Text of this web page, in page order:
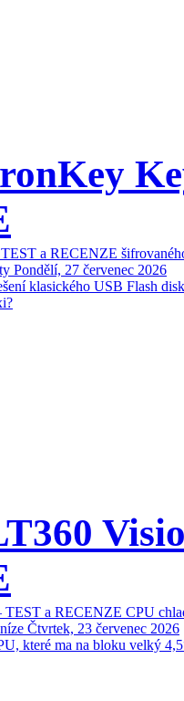
a RECENZE
Pondělí, 27 červenec 2026
klasického USB Flash
a RECENZE CPU
Čtvrtek, 23 červenec 2026
které ma na bloku velký